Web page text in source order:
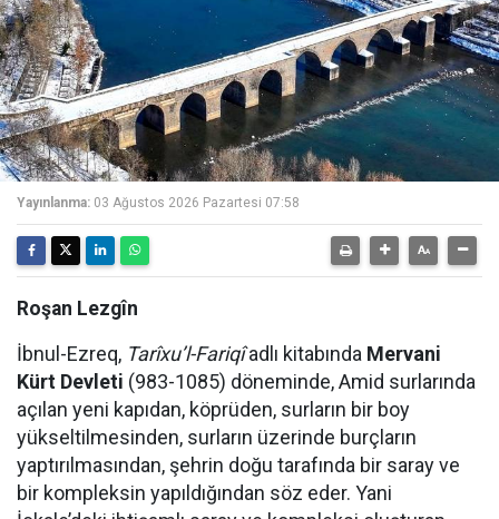
Yayınlanma: 03 Ağustos 2026 Pazartesi 07:58
Roşan Lezgîn
İbnul-Ezreq, Tarîxu’l-Fariqîadlı kitabında Mervani
Kürt Devleti (983-1085) döneminde, Amid surlarında
açılan yeni kapıdan, köprüden, surların bir boy
yükseltilmesinden, surların üzerinde burçların
yaptırılmasından, şehrin doğu tarafında bir saray ve
bir kompleksin yapıldığından söz eder. Yani